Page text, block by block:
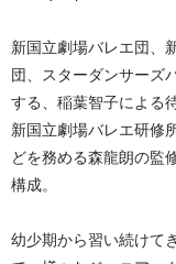
新国立劇場バレエ団、
団、スターダンサーズ
する、稲葉智子による
新国立劇場バレエ研修
どを務める森龍朗の監
構成。
幼少期から習い続けて